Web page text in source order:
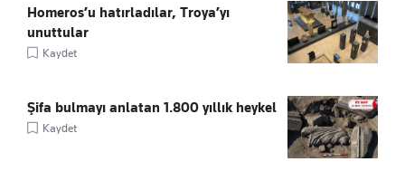
Homeros’u hatırladılar, Troya’yı
unuttular
Kaydet
Şifa bulmayı anlatan 1.800 yıllık heykel
Kaydet